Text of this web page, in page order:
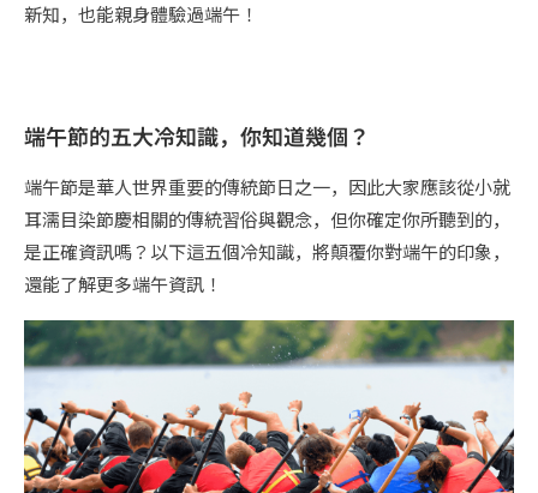
新知，也能親身體驗過端午！
端午節的五大冷知識，你知道幾個？
端午節是華人世界重要的傳統節日之一，因此大家應該從小就
耳濡目染節慶相關的傳統習俗與觀念，但你確定你所聽到的，
是正確資訊嗎？以下這五個冷知識，將顛覆你對端午的印象，
還能了解更多端午資訊！